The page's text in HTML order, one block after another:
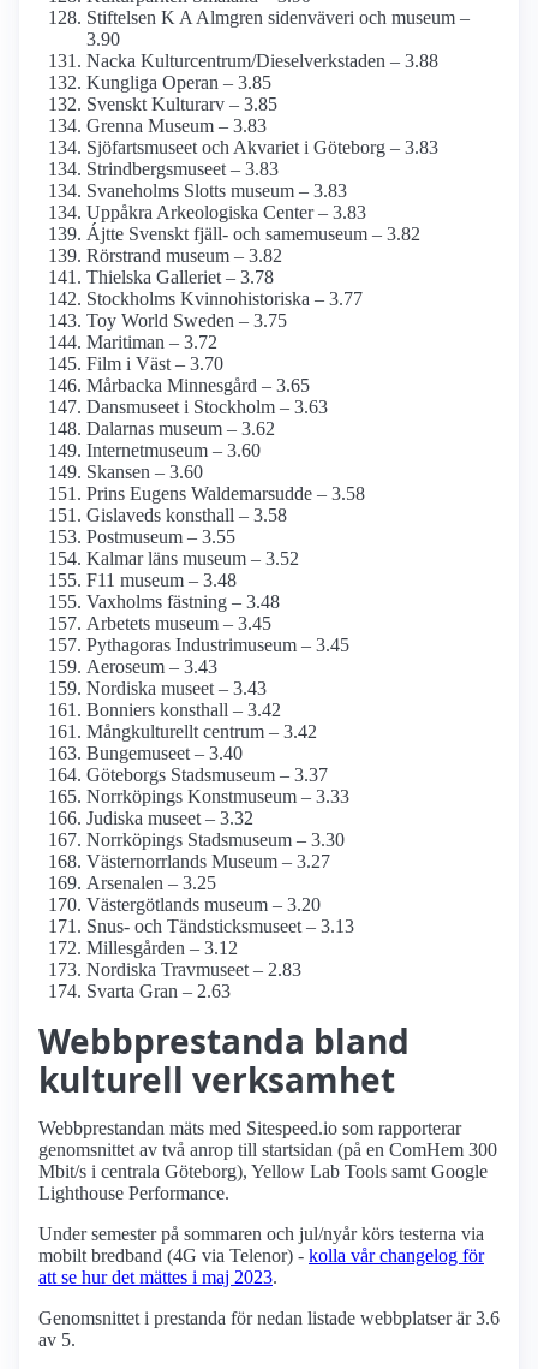
Stiftelsen K A Almgren sidenväveri och museum –
3.90
Nacka Kulturcentrum/­Dieselverkstaden – 3.88
Kungliga Operan – 3.85
Svenskt Kulturarv – 3.85
Grenna Museum – 3.83
Sjöfartsmuseet och Akvariet i Göteborg – 3.83
Strindbergs­museet – 3.83
Svaneholms Slotts museum – 3.83
Uppåkra Arkeologiska Center – 3.83
Ájtte Svenskt fjäll- och same­museum – 3.82
Rörstrand museum – 3.82
Thielska Galleriet – 3.78
Stockholms Kvinnohistoriska – 3.77
Toy World Sweden – 3.75
Maritiman – 3.72
Film i Väst – 3.70
Mårbacka Minnesgård – 3.65
Dansmuseet i Stockholm – 3.63
Dalarnas museum – 3.62
Internet­museum – 3.60
Skansen – 3.60
Prins Eugens Waldemarsudde – 3.58
Gislaveds konsthall – 3.58
Postmuseum – 3.55
Kalmar läns museum – 3.52
F11 museum – 3.48
Vaxholms fästning – 3.48
Arbetets museum – 3.45
Pythagoras Industrimuseum – 3.45
Aeroseum – 3.43
Nordiska museet – 3.43
Bonniers konsthall – 3.42
Mångkulturellt centrum – 3.42
Bungemuseet – 3.40
Göteborgs Stadsmuseum – 3.37
Norrköpings Konstmuseum – 3.33
Judiska museet – 3.32
Norrköpings Stadsmuseum – 3.30
Västernorrlands Museum – 3.27
Arsenalen – 3.25
Västergötlands museum – 3.20
Snus- och Tändsticks­museet – 3.13
Millesgården – 3.12
Nordiska Travmuseet – 2.83
Svarta Gran – 2.63
Webbprestanda bland
kulturell verksamhet
Webbprestandan mäts med Sitespeed.io som rapporterar
genomsnittet av två anrop till startsidan (på en ComHem 300
Mbit/s i centrala Göteborg), Yellow Lab Tools samt Google
Lighthouse Performance.
Under semester på sommaren och jul/nyår körs testerna via
mobilt bredband (4G via Telenor) - kolla vår changelog för
att se hur det mättes i maj 2023.
Genomsnittet i prestanda för nedan listade webbplatser är 3.6
av 5.